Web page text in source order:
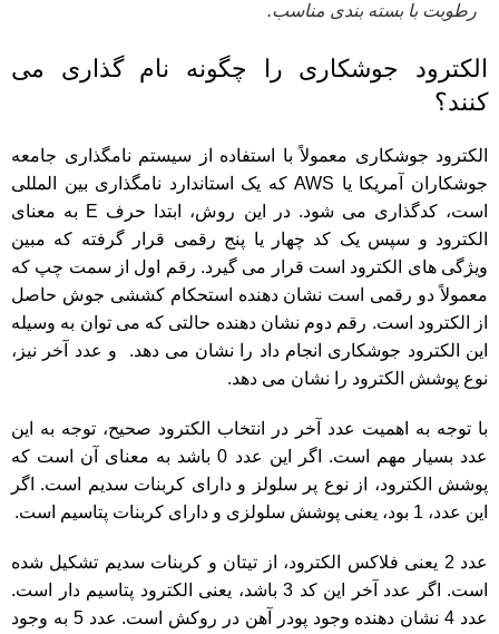
رطوبت با بسته بندی مناسب.
الکترود جوشکاری را چگونه نام گذاری می
کنند؟
الکترود جوشکاری معمولاً با استفاده از سیستم نامگذاری جامعه
جوشکاران آمریکا یا AWS که یک استاندارد نامگذاری بین المللی
است، کدگذاری می شود. در این روش، ابتدا حرف E به معنای
الکترود و سپس یک کد چهار یا پنج رقمی قرار گرفته که مبین
ویژگی های الکترود است قرار می گیرد. رقم اول از سمت چپ که
معمولاً دو رقمی است نشان دهنده استحکام کششی جوش حاصل
از الکترود است. رقم دوم نشان دهنده حالتی که می توان به وسیله
این الکترود جوشکاری انجام داد را نشان می دهد. و عدد آخر نیز،
نوع پوشش الکترود را نشان می دهد.
با توجه به اهمیت عدد آخر در انتخاب الکترود صحیح، توجه به این
عدد بسیار مهم است. اگر این عدد 0 باشد به معنای آن است که
پوشش الکترود، از نوع پر سلولز و دارای کربنات سدیم است. اگر
این عدد، 1 بود، یعنی پوشش سلولزی و دارای کربنات پتاسیم است.
عدد 2 یعنی فلاکس الکترود، از تیتان و کربنات سدیم تشکیل شده
است. اگر عدد آخر این کد 3 باشد، یعنی الکترود پتاسیم دار است.
عدد 4 نشان دهنده وجود پودر آهن در روکش است. عدد 5 به وجود